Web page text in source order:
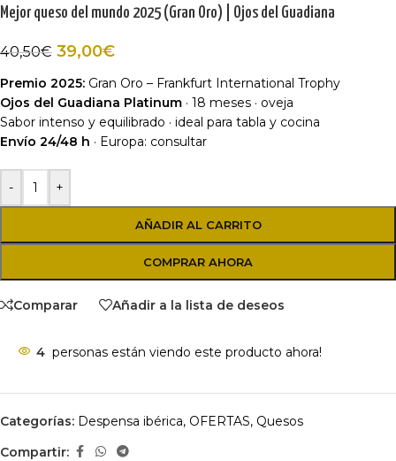
Mejor queso del mundo 2025 (Gran Oro) | Ojos del Guadiana
40,50€ 39,00€
Premio 2025: Gran Oro – Frankfurt International Trophy
Ojos del Guadiana Platinum · 18 meses · oveja
Sabor intenso y equilibrado · ideal para tabla y cocina
Envío 24/48 h · Europa: consultar
- +
AÑADIR AL CARRITO
COMPRAR AHORA
Comparar Añadir a la lista de deseos
4 personas están viendo este producto ahora!
Categorías: Despensa ibérica, OFERTAS, Quesos
Compartir: